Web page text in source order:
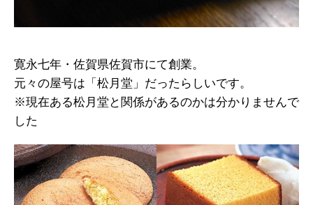
寛永七年・佐賀県佐賀市にて創業。
元々の屋号は「松月堂」だったらしいです。
※現在ある松月堂と関係があるのかは分かりませんで
した